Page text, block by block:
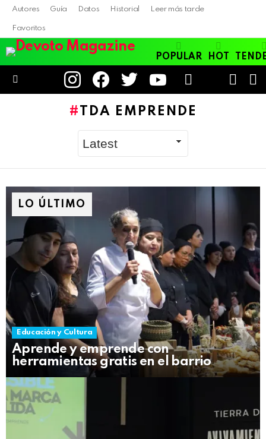
Autores Guía Datos Historial Leer más tarde
Favoritos
POPULAR HOT
instagramfacebooktwitter youtube
SKIN
TDA EMPRENDE
LO ÚLTIMO
Educación y Cultura
Aprende y emprende con
herramientas gratis en el barrio